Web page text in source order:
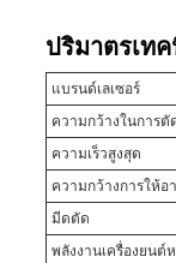
ปริมาตรเท
แบรนด์เลเซอร์
ความกว้างในการตั
ความเร็วสูงสุด
ความกว้างการให้อ
มีดตัด
พลังงานเครื่องยนต์